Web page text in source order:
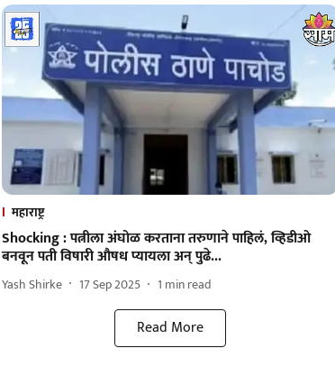
महाराष्ट्र
Shocking : पत्नीला अंघोळ करताना तरुणाने पाहिलं, व्हिडीओ
बनवून पती विषारी औषध प्यायला अन् पुढे...
Yash Shirke 17 Sep 2025 1 min read
Read More